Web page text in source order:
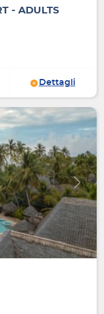
- ADULTS
Dettagli
Avanti